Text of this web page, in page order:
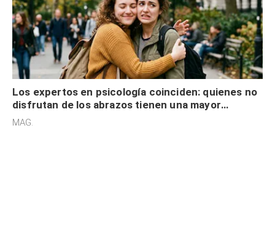
Los expertos en psicología coinciden: quienes no
disfrutan de los abrazos tienen una mayor
sensibilidad a los estímulos físicos y no es por
MAG.